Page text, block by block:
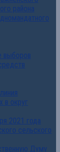
района
выборов
в округ
2021 года
сельского
Думу